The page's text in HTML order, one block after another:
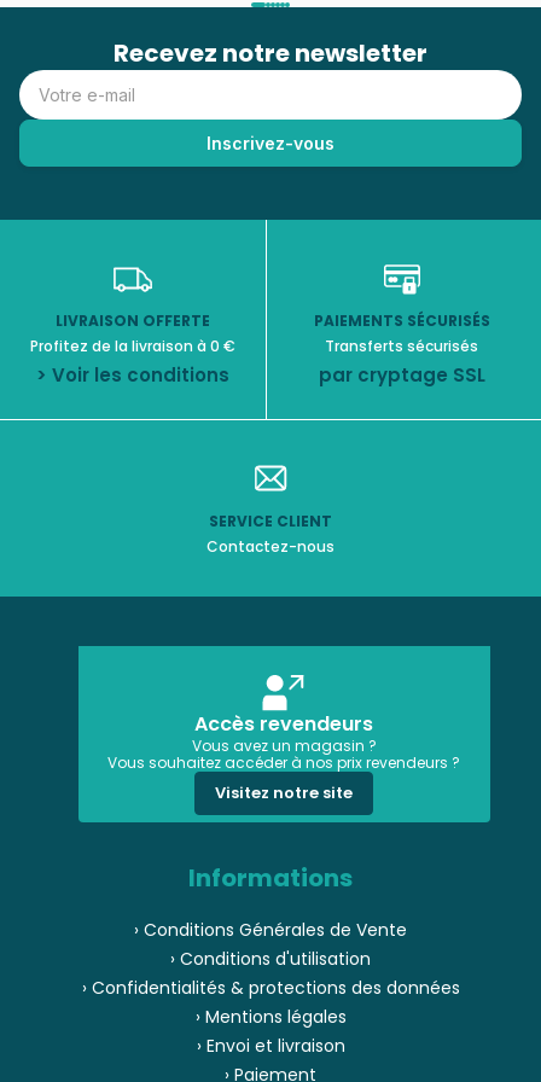
👉 Idéal pour les amateurs de peinture aquarelle, de loisirs
créatifs et d’activités artistiques relaxantes.
Recevez notre newsletter
LIVRAISON OFFERTE
Profitez de la livraison à 0 €
> Voir les conditions
PAIEMENTS SÉCURISÉS
Transferts sécurisés
par cryptage SSL
SERVICE CLIENT
Contactez-nous
Accès revendeurs
Vous avez un magasin ?
Vous souhaitez accéder à nos prix revendeurs ?
Visitez notre site
Informations
› Conditions Générales de Vente
› Conditions d'utilisation
› Confidentialités & protections des données
› Mentions légales
› Envoi et livraison
› Paiement